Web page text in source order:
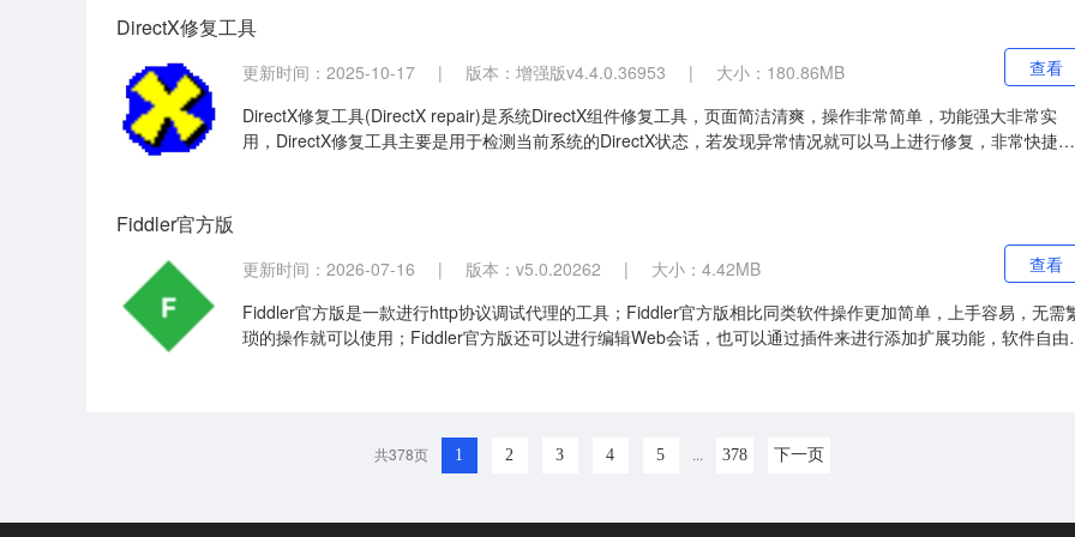
DirectX修复工具
更新时间：2025-10-17 | 版本：增强版v4.4.0.36953 |
大小：180.86MB
DirectX修复工具(DirectX repair)是系统DirectX组件修复工具，页面简洁清爽，操作非常简单，功能强大非常实
用，DirectX修复工具主要是用于检测当前系统的DirectX状态，若发现异常情况就可以马上进行修复，非常快捷，
查看
Fiddler官方版
更新时间：2026-07-16 | 版本：v5.0.20262 |
大小：4.42MB
Fiddler官方版是一款进行http协议调试代理的工具；Fiddler官方版相比同类软件操作更加简单，上手容易，无需
琐的操作就可以使用；Fiddler官方版还可以进行编辑Web会话，也可以通过插件来进行添加扩展功能，软件自由
查看
共378页 1 2 3 4 5 ... 378 下一页